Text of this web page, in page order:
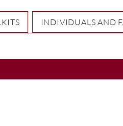
INDIVIDUALS AND